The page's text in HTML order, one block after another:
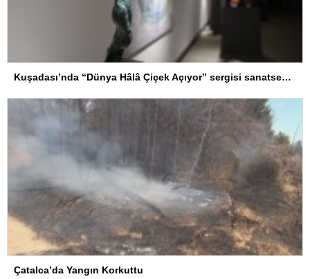
Kuşadası’nda “Dünya Hâlâ Çiçek Açıyor” sergisi sanatseverlerle buluşuyor
Çatalca’da Yangın Korkuttu